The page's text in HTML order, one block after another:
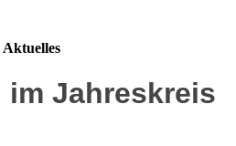
Aktuelles
im Jahreskreis